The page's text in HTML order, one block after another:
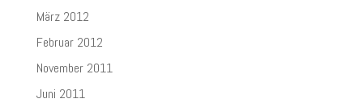
März 2012
Februar 2012
November 2011
Juni 2011